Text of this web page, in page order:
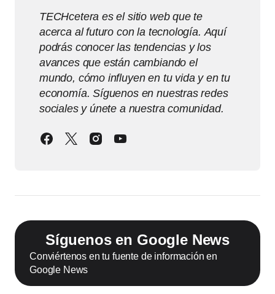
TECHcetera es el sitio web que te
acerca al futuro con la tecnología. Aquí
podrás conocer las tendencias y los
avances que están cambiando el
mundo, cómo influyen en tu vida y en tu
economía. Síguenos en nuestras redes
sociales y únete a nuestra comunidad.
Síguenos en Google News
Conviértenos en tu fuente de información en
Google News